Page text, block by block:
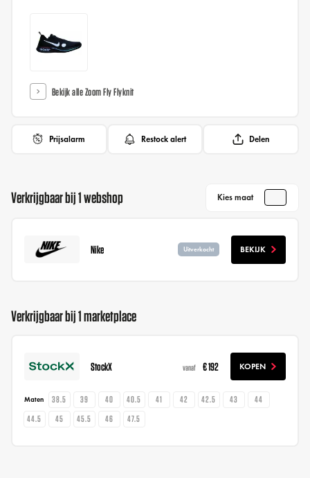
Bekijk alle Zoom Fly Flyknit
Prijsalarm Restock alert Delen
Verkrijgbaar bij 1 webshop Kies maat
Nike Uitverkocht BEKIJK
Verkrijgbaar bij 1 marketplace
StockX vanaf € 192 KOPEN
Maten 38.5 39 40 40.5 41 42 42.5 43
44
44.5
45 45.5 46 47.5